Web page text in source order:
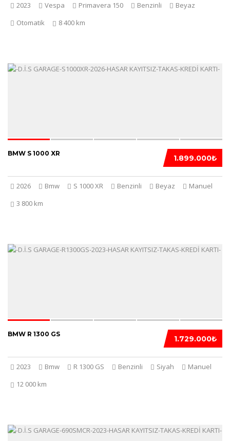
2023 Vespa Primavera 150 Benzinli
Beyaz
Otomatik
8 400 km
5
1.899.000₺
BMW S 1000 XR
2026 Bmw S 1000 XR Benzinli Beyaz
Manuel
3 800 km
5
1.729.000₺
BMW R 1300 GS
2023 Bmw R 1300 GS Benzinli Siyah
Manuel
12 000 km
5